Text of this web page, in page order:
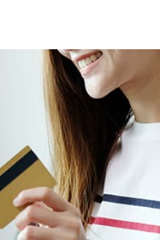
藍光播放器
相機麥克風 / 收錄音組